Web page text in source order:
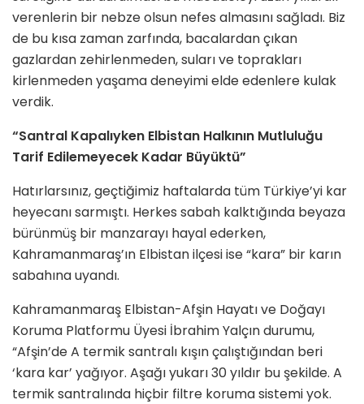
verenlerin bir nebze olsun nefes almasını sağladı. Biz
de bu kısa zaman zarfında, bacalardan çıkan
gazlardan zehirlenmeden, suları ve toprakları
kirlenmeden yaşama deneyimi elde edenlere kulak
verdik.
“Santral Kapalıyken Elbistan Halkının Mutluluğu
Tarif Edilemeyecek Kadar Büyüktü”
Hatırlarsınız, geçtiğimiz haftalarda tüm Türkiye’yi kar
heyecanı sarmıştı. Herkes sabah kalktığında beyaza
bürünmüş bir manzarayı hayal ederken,
Kahramanmaraş’ın Elbistan ilçesi ise “kara” bir karın
sabahına uyandı.
Kahramanmaraş Elbistan-Afşin Hayatı ve Doğayı
Koruma Platformu Üyesi İbrahim Yalçın durumu,
“Afşin’de A termik santralı kışın çalıştığından beri
‘kara kar’ yağıyor. Aşağı yukarı 30 yıldır bu şekilde. A
termik santralında hiçbir filtre koruma sistemi yok.